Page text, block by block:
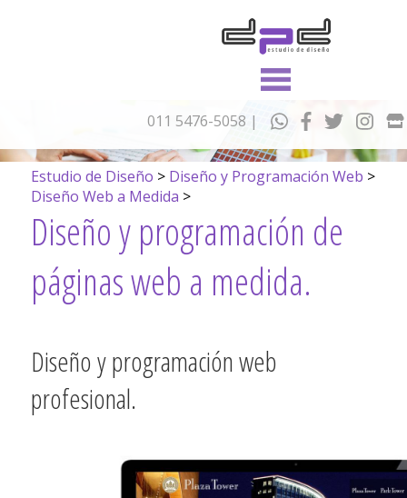
011 5476-5058 |
Estudio de Diseño > Diseño y Programación Web >
Diseño Web a Medida >
Diseño y programación de
páginas web a medida.
Diseño y programación web
profesional.